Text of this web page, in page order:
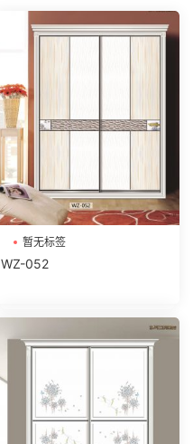
暂无标签
WZ-052